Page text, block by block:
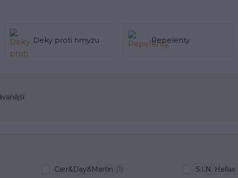
Deky proti hmyzu Repelenty
Carr&Day&Martin (1) S.I.N. Hellas